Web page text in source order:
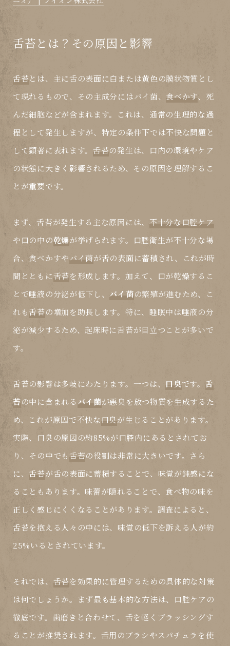
舌苔とは？その原因と影響
舌苔とは、主に舌の表面に白または黄色の膜状物質とし
て現れるもので、その主成分にはバイ菌、食べかす、死
んだ細胞などが含まれます。これは、通常の生理的な過
程として発生しますが、特定の条件下では不快な問題と
して顕著に表れます。 舌苔の発生は、口内の環境やケア
の状態に大きく影響されるため、その原因を理解するこ
とが重要です。
まず、舌苔が発生する主な原因には、 不十分な口腔ケア
や口の中の乾燥が挙げられます。口腔衛生が不十分な場
合、食べかすやバイ菌が舌の表面に蓄積され、これが時
間とともに舌苔を形成します。加えて、口が乾燥するこ
とで唾液の分泌が低下し、バイ菌の繁殖が進むため、こ
れも舌苔の増加を助長します。特に、睡眠中は唾液の分
泌が減少するため、起床時に舌苔が目立つことが多いで
す。
舌苔の影響は多岐にわたります。一つは、 口臭です。 舌
苔の中に含まれるバイ菌が悪臭を放つ物質を生成するた
め、これが原因で不快な 口臭が生じることがあります。
実際、口臭の原因の約85%が口腔内にあるとされてお
り、その中でも舌苔の役割は非常に大きいです。さら
に、舌苔が舌の表面に蓄積することで、味覚が鈍感にな
ることもあります。味蕾が隠れることで、食べ物の味を
正しく感じにくくなることがあります。調査によると、
舌苔を抱える人々の中には、味覚の低下を訴える人が約
25%いるとされています。
それでは、 舌苔を効果的に管理するための具体的な対策
は何でしょうか。まず最も基本的な方法は、 口腔ケア の
徹底です。歯磨きと合わせて、舌を軽くブラッシングす
ることが推奨されます。舌用のブラシやスパチュラを使